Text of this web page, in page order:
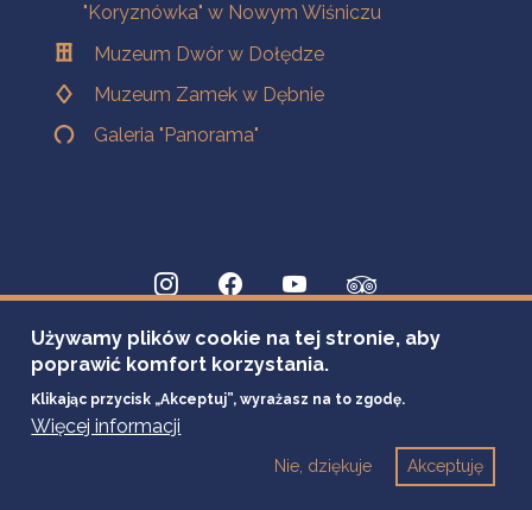
"Koryznówka" w Nowym Wiśniczu
Muzeum Dwór w Dołędze
Muzeum Zamek w Dębnie
Galeria "Panorama"
Używamy plików cookie na tej stronie, aby
poprawić komfort korzystania.
Klikając przycisk „Akceptuj”, wyrażasz na to zgodę.
Więcej informacji
Akceptuję
Nie, dziękuje